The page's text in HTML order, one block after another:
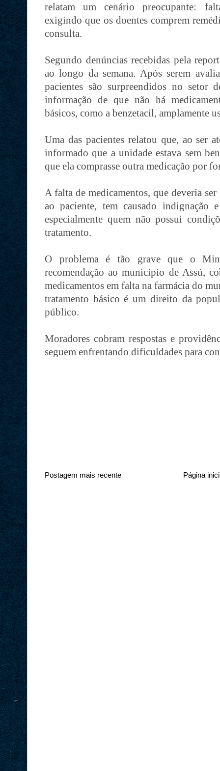
relatam um cenário preocupante:
exigindo que os doentes comprem
consulta.
Segundo denúncias recebidas pela
ao longo da semana. Após serem
pacientes são surpreendidos no setor
informação de que não há
básicos, como a benzetacil, amplamente
Uma das pacientes relatou que, ao ser
informado que a unidade estava sem
que ela comprasse outra medicação por
A falta de medicamentos, que deveria
ao paciente, tem causado indignação
especialmente quem não possui
tratamento.
O problema é tão grave que o
recomendação ao município de Assú,
medicamentos em falta na farmácia do
tratamento básico é um direito da
público.
Moradores cobram respostas e
seguem enfrentando dificuldades para
Postagem mais recente Página